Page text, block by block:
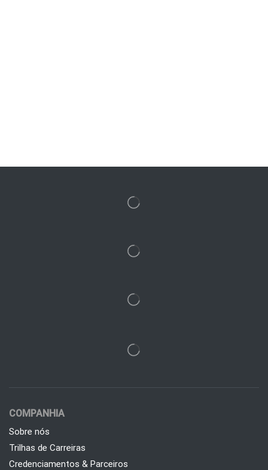
COMPANHIA
Sobre nós
Trilhas de Carreiras
Credenciamentos & Parceiros